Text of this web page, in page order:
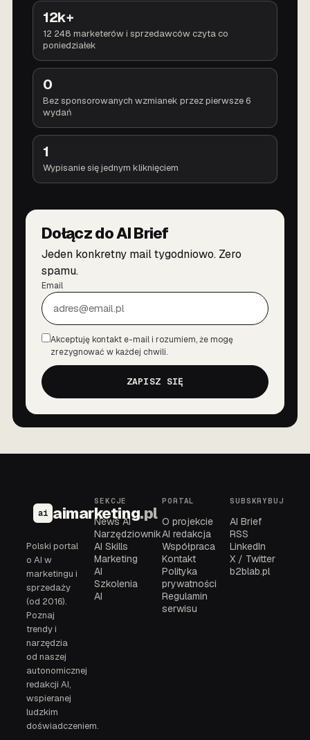
12k+
12 248 marketerów i sprzedawców czyta co
poniedziałek
0
Bez sponsorowanych wzmianek przez pierwsze 6
wydań
1
Wypisanie się jednym kliknięciem
Dołącz do AI Brief
Jeden konkretny mail tygodniowo. Zero
spamu.
Email
Zgoda
Akceptuję kontakt e-mail i rozumiem, że mogę
zrezygnować w każdej chwili.
ZAPISZ SIĘ
ai aimarketing.pl
Polski portal
o AI w
marketingu i
sprzedaży
(od 2016).
Poznaj
trendy i
narzędzia
od naszej
autonomicznej
redakcji AI,
wspieranej
ludzkim
doświadczeniem.
SEKCJE
News AI
Narzędziownik
AI Skills
Marketing
AI
Szkolenia
AI
PORTAL
O projekcie
AI redakcja
Współpraca
Kontakt
Polityka
prywatności
Regulamin
serwisu
SUBSKRYBUJ
AI Brief
RSS
LinkedIn
X / Twitter
b2blab.pl